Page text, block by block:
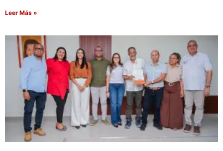
Leer Más »